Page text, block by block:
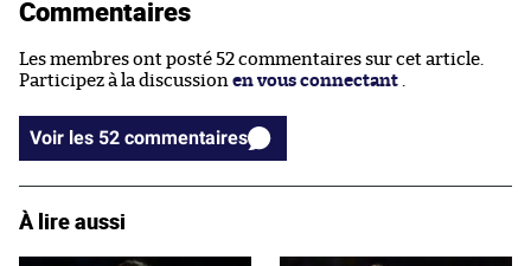
Commentaires
Les membres ont posté 52 commentaires sur cet article.
Participez à la discussion en vous connectant .
Voir les 52 commentaires
À lire aussi